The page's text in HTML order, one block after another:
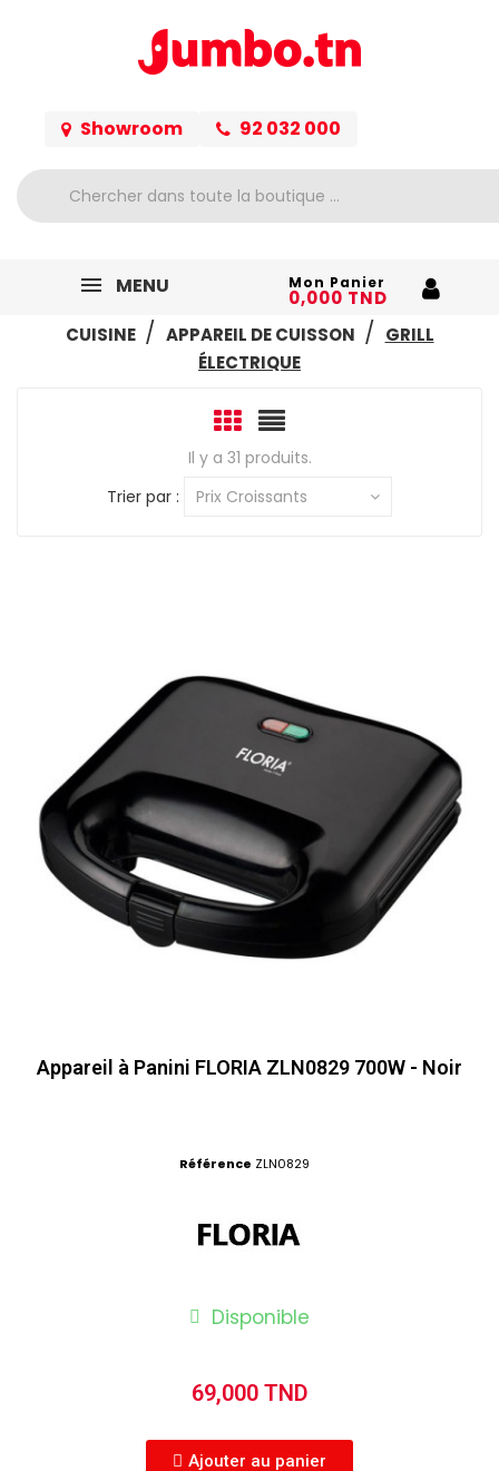
Showroom 92 032 000
MENU Mon Panier
0,000 TND
ELECTROMÉNAGER
PETIT ELECTRO
CUISINE
APPAREIL DE CUISSON
GRILL
ÉLECTRIQUE
Il y a 31 produits.
Trier par :
Prix Croissants
Appareil à Panini FLORIA ZLN0829 700W - Noir
Référence ZLN0829
Disponible
69,000 TND
Ajouter au panier